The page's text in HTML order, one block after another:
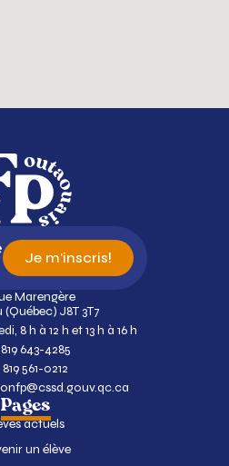
Je m'inscris!
Marengère
J8T 3T7
8 h à 12 h et 13 h à 16 h
819 643-4285
819 561-0212
Pages
actuels
un élève